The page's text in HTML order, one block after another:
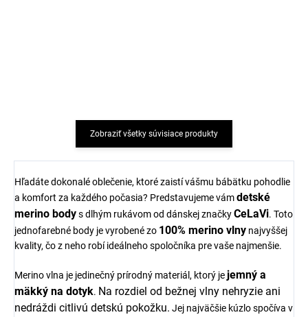
Zobraziť všetky súvisiace produkty
Hľadáte dokonalé oblečenie, ktoré zaistí vášmu bábätku pohodlie
a komfort za každého počasia? Predstavujeme vámdetské
merino bodys dlhým rukávom od dánskej značkyCeLaVi. Toto
jednofarebné body je vyrobené zo 100% merino vlny najvyššej
kvality, čo z neho robí ideálneho spoločníka pre vaše najmenšie.
Merino vlna je jedinečný prírodný materiál, ktorý jejemný a
mäkký na dotyk. Na rozdiel od bežnej vlny nehryzie ani
nedráždi citlivú detskú pokožku. Jej najväčšie kúzlo spočíva v